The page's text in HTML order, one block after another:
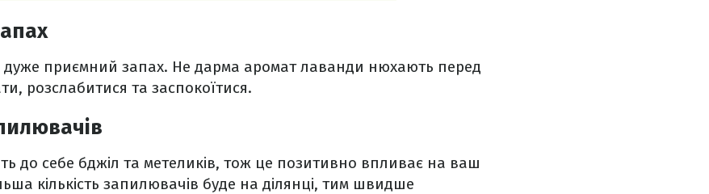
приємний запах. Не дарма аромат лаванди нюхають перед
розслабитися та заспокоїтися.
до себе бджіл та метеликів, тож це позитивно впливає на ваш
кількість запилювачів буде на ділянці, тим швидше